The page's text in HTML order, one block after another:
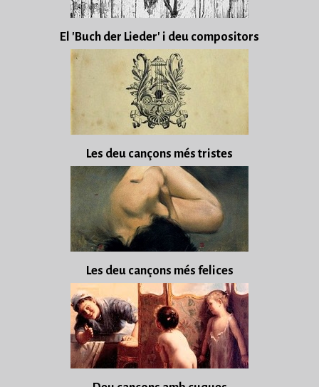
El 'Buch der Lieder' i deu compositors
Les deu cançons més tristes
Les deu cançons més felices